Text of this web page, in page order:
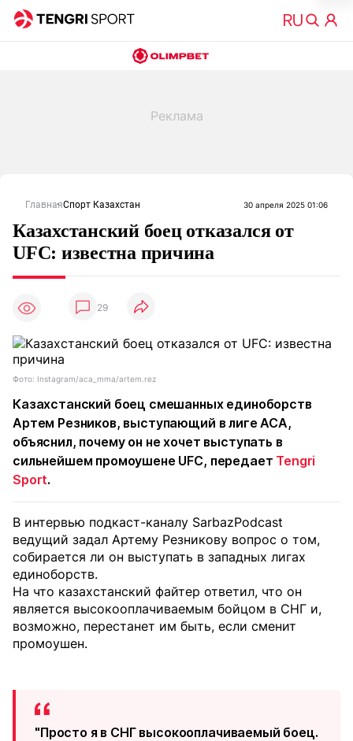
ГлавнаяСпорт Казахстан 30 апреля 2025 01:06
Казахстанский боец отказался от
UFC: известна причина
29
Фото: Instagram/aca_mma/artem.rez
Казахстанский боец смешанных единоборств
Артем Резников, выступающий в лиге АСА,
объяснил, почему он не хочет выступать в
сильнейшем промоушене UFC, передает Tengri
Sport.
В интервью подкаст-каналу SarbazPodcast
ведущий задал Артему Резникову вопрос о том,
собирается ли он выступать в западных лигах
единоборств.
На что казахстанский файтер ответил, что он
является высокооплачиваемым бойцом в СНГ и,
возможно, перестанет им быть, если сменит
промоушен.
"Просто я в СНГ высокооплачиваемый боец.